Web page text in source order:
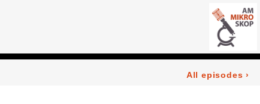
All episodes ›